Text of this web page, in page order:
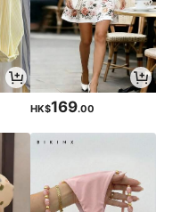
HK$169.00